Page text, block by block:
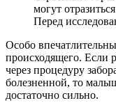
могут
Перед
Особо
происходящего. Если
через процедуру
болезненной, то
достаточно сильно.